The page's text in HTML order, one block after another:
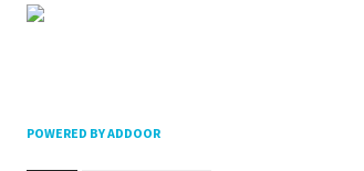
POWERED BY ADDOOR